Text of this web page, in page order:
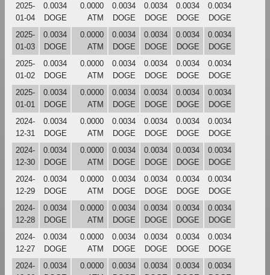
2025-
01-04
0.0034
DOGE
0.0000
ATM
0.0034
DOGE
0.0034
DOGE
0.0034
DOGE
0.0034
DOGE
2025-
01-03
0.0034
DOGE
0.0000
ATM
0.0034
DOGE
0.0034
DOGE
0.0034
DOGE
0.0034
DOGE
2025-
01-02
0.0034
DOGE
0.0000
ATM
0.0034
DOGE
0.0034
DOGE
0.0034
DOGE
0.0034
DOGE
2025-
01-01
0.0034
DOGE
0.0000
ATM
0.0034
DOGE
0.0034
DOGE
0.0034
DOGE
0.0034
DOGE
2024-
12-31
0.0034
DOGE
0.0000
ATM
0.0034
DOGE
0.0034
DOGE
0.0034
DOGE
0.0034
DOGE
2024-
12-30
0.0034
DOGE
0.0000
ATM
0.0034
DOGE
0.0034
DOGE
0.0034
DOGE
0.0034
DOGE
2024-
12-29
0.0034
DOGE
0.0000
ATM
0.0034
DOGE
0.0034
DOGE
0.0034
DOGE
0.0034
DOGE
2024-
12-28
0.0034
DOGE
0.0000
ATM
0.0034
DOGE
0.0034
DOGE
0.0034
DOGE
0.0034
DOGE
2024-
12-27
0.0034
DOGE
0.0000
ATM
0.0034
DOGE
0.0034
DOGE
0.0034
DOGE
0.0034
DOGE
2024-
0.0034
0.0000
0.0034
0.0034
0.0034
0.0034